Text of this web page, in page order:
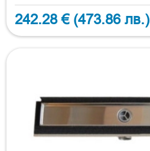
242.28 € (473.86 лв.)